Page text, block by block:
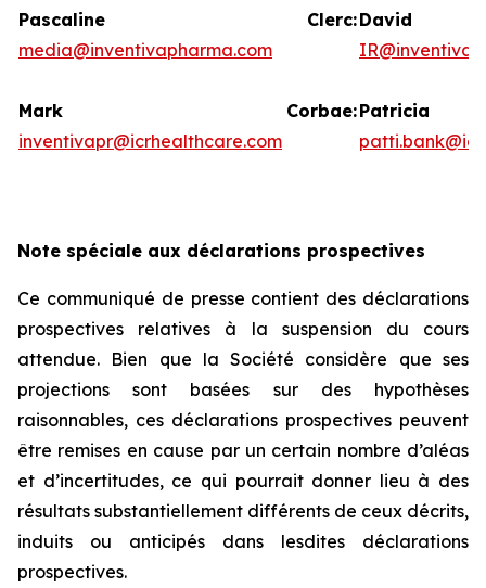
Pascaline Clerc:
media@inventivapharma.com
Mark Corbae:
inventivapr@icrhealthcare.com
Note spéciale aux déclarations prospectives
Ce communiqué de presse contient des déclarations
prospectives relatives à la suspension du cours
attendue. Bien que la Société considère que ses
projections sont basées sur des hypothèses
raisonnables, ces déclarations prospectives peuvent
être remises en cause par un certain nombre d’aléas
et d’incertitudes, ce qui pourrait donner lieu à des
résultats substantiellement différents de ceux décrits,
induits ou anticipés dans lesdites déclarations
prospectives.